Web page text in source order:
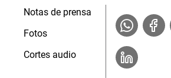
Notas de prensa
Fotos
Cortes audio